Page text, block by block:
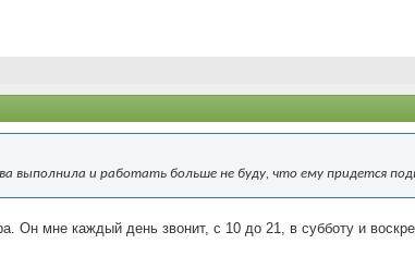
выполнила и работать больше не буду, что ему придется
Он мне каждый день звонит, с 10 до 21, в субботу и